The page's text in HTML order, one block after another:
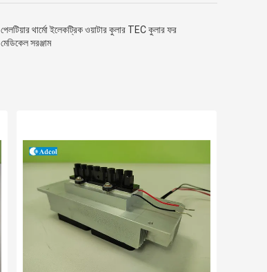
পেলটিয়ার থার্মো ইলেকট্রিক ওয়াটার কুলার TEC কুলার ফর
মেডিকেল সরঞ্জাম